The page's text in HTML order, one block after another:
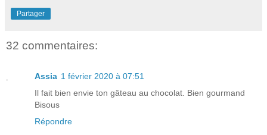
Partager
32 commentaires:
Assia 1 février 2020 à 07:51
Il fait bien envie ton gâteau au chocolat. Bien gourmand
Bisous
Répondre